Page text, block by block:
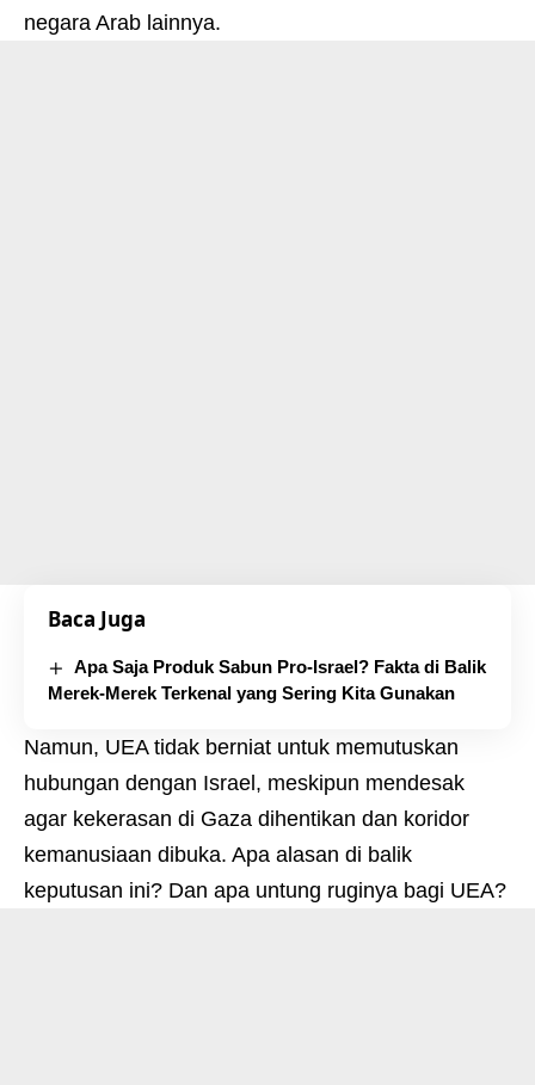
negara Arab lainnya.
Baca Juga
Apa Saja Produk Sabun Pro-Israel? Fakta di Balik
Merek-Merek Terkenal yang Sering Kita Gunakan
Namun, UEA tidak berniat untuk memutuskan
hubungan dengan Israel, meskipun mendesak
agar kekerasan di Gaza dihentikan dan koridor
kemanusiaan dibuka. Apa alasan di balik
keputusan ini? Dan apa untung ruginya bagi UEA?